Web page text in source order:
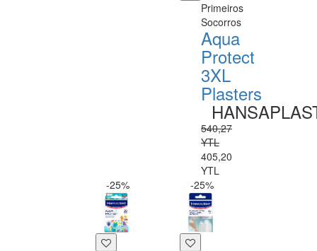
Primeiros
Socorros
Aqua
Protect
3XL
Plasters
540,27
YTL
405,20
YTL
-25%
-25%